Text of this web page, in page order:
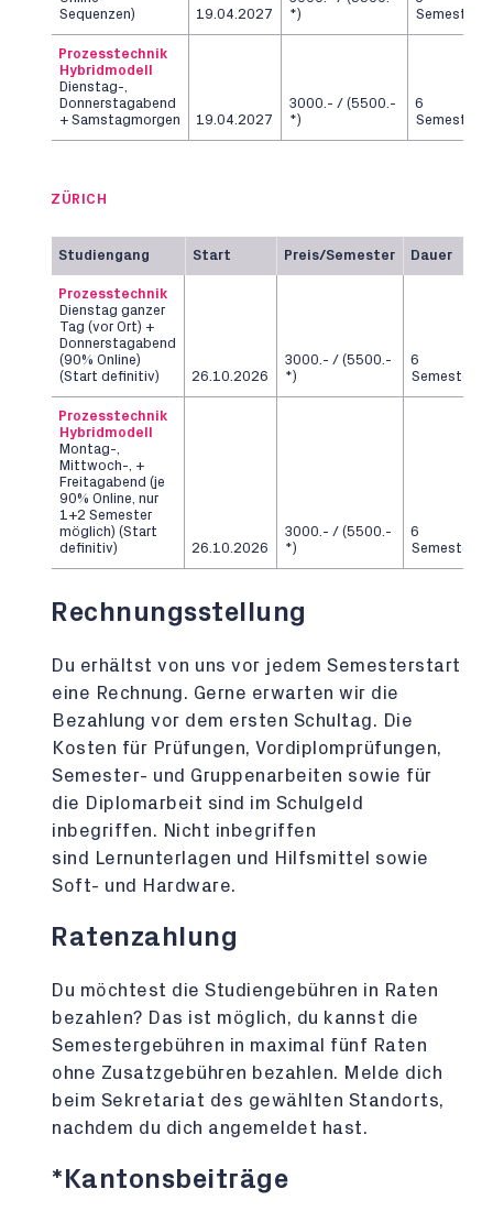
Sequenzen)
19.04.2027
*)
Semester
Prozesstechnik
Hybridmodell
Dienstag-,
Donnerstagabend
+ Samstagmorgen
19.04.2027
3000.- / (5500.-
*)
6
Semester
ZÜRICH
Studiengang Start Preis/Semester Dauer
Prozesstechnik
Dienstag ganzer
Tag (vor Ort) +
Donnerstagabend
(90% Online)
(Start definitiv)
26.10.2026
3000.- / (5500.-
*)
6
Semester
Prozesstechnik
Hybridmodell
Montag-,
Mittwoch-, +
Freitagabend (je
90% Online, nur
1+2 Semester
möglich) (Start
definitiv)
26.10.2026
3000.- / (5500.-
*)
6
Semester
Rechnungsstellung
Du erhältst von uns vor jedem Semesterstart
eine Rechnung. Gerne erwarten wir die
Bezahlung vor dem ersten Schultag. Die
Kosten für Prüfungen, Vordiplomprüfungen,
Semester- und Gruppenarbeiten sowie für
die Diplomarbeit sind im Schulgeld
inbegriffen. Nicht inbegriffen
sind Lernunterlagen und Hilfsmittel sowie
Soft- und Hardware.
Ratenzahlung
Du möchtest die Studiengebühren in Raten
bezahlen? Das ist möglich, du kannst die
Semestergebühren in maximal fünf Raten
ohne Zusatzgebühren bezahlen. Melde dich
beim Sekretariat des gewählten Standorts,
nachdem du dich angemeldet hast.
*Kantonsbeiträge